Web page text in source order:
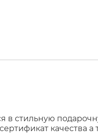
в стильную
качества